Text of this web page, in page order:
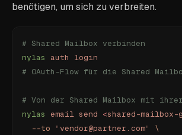
benötigen, um sich zu verbreiten.
# Shared Mailbox verbinden
nylas
auth
login
# OAuth-Flow für die Shared
# Von der Shared Mailbox mit ihrer
nylas email send <shared-
  --to
"vendor@partner.com"
\